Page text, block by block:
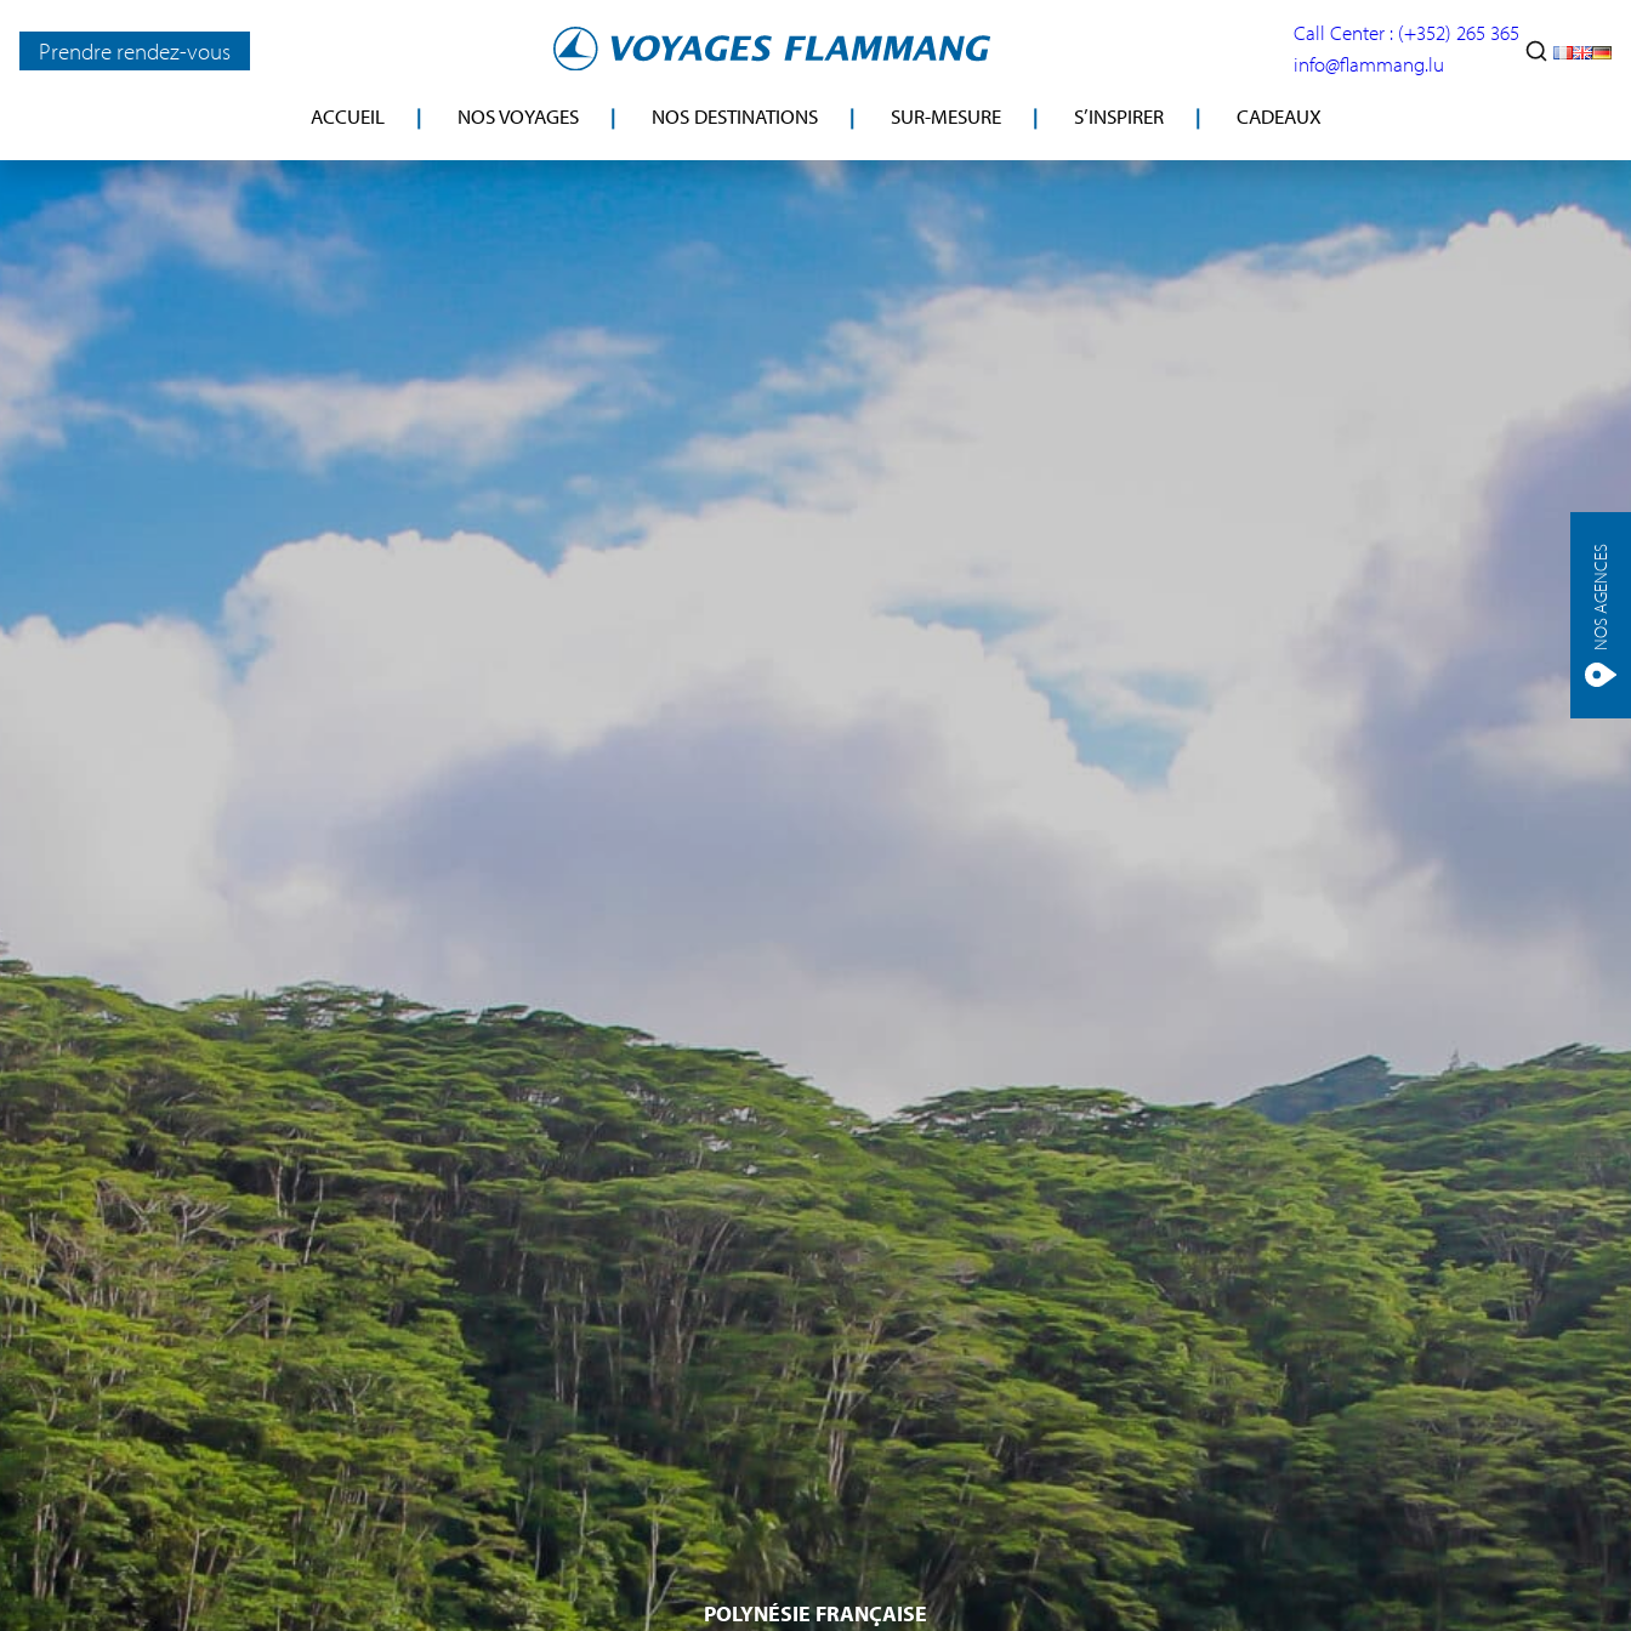
Prendre rendez-vous
Call Center : (+352) 265 365
info@flammang.lu
NOS AGENCES
ACCUEIL NOS VOYAGES NOS DESTINATIONS SUR-MESURE S’INSPIRER CADEAUX
POLYNÉSIE FRANÇAISE